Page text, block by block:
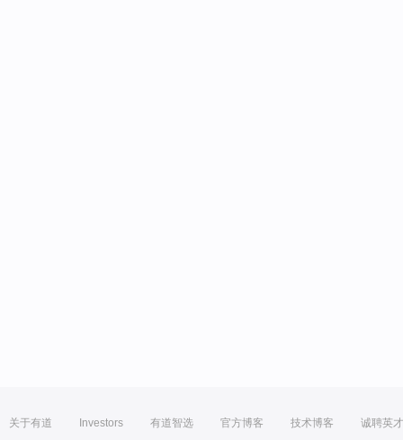
关于有道 Investors 有道智选 官方博客 技术博客 诚聘英才